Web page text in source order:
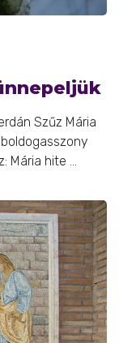
Szűz Mária
Mária hite ...